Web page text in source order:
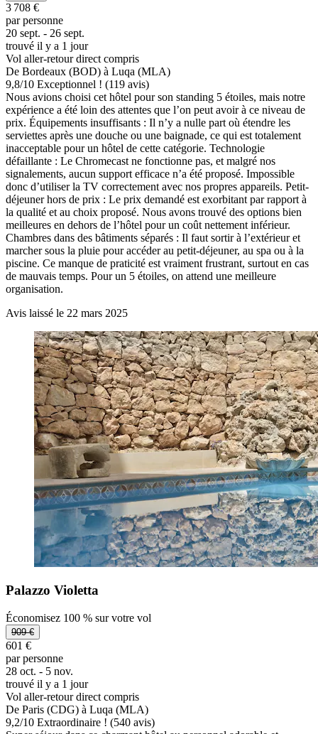
3 708 €
par personne
20 sept. - 26 sept.
trouvé il y a 1 jour
Vol aller-retour direct compris
De Bordeaux (BOD) à Luqa (MLA)
9,8/10 Exceptionnel ! (119 avis)
Nous avions choisi cet hôtel pour son standing 5 étoiles, mais notre
expérience a été loin des attentes que l’on peut avoir à ce niveau de
prix. Équipements insuffisants : Il n’y a nulle part où étendre les
serviettes après une douche ou une baignade, ce qui est totalement
inacceptable pour un hôtel de cette catégorie. Technologie
défaillante : Le Chromecast ne fonctionne pas, et malgré nos
signalements, aucun support efficace n’a été proposé. Impossible
donc d’utiliser la TV correctement avec nos propres appareils. Petit-
déjeuner hors de prix : Le prix demandé est exorbitant par rapport à
la qualité et au choix proposé. Nous avons trouvé des options bien
meilleures en dehors de l’hôtel pour un coût nettement inférieur.
Chambres dans des bâtiments séparés : Il faut sortir à l’extérieur et
marcher sous la pluie pour accéder au petit-déjeuner, au spa ou à la
piscine. Ce manque de praticité est vraiment frustrant, surtout en cas
de mauvais temps. Pour un 5 étoiles, on attend une meilleure
organisation.
Avis laissé le 22 mars 2025
Palazzo Violetta
Économisez 100 % sur votre vol
909 €
601 €
par personne
28 oct. - 5 nov.
trouvé il y a 1 jour
Vol aller-retour direct compris
De Paris (CDG) à Luqa (MLA)
9,2/10 Extraordinaire ! (540 avis)